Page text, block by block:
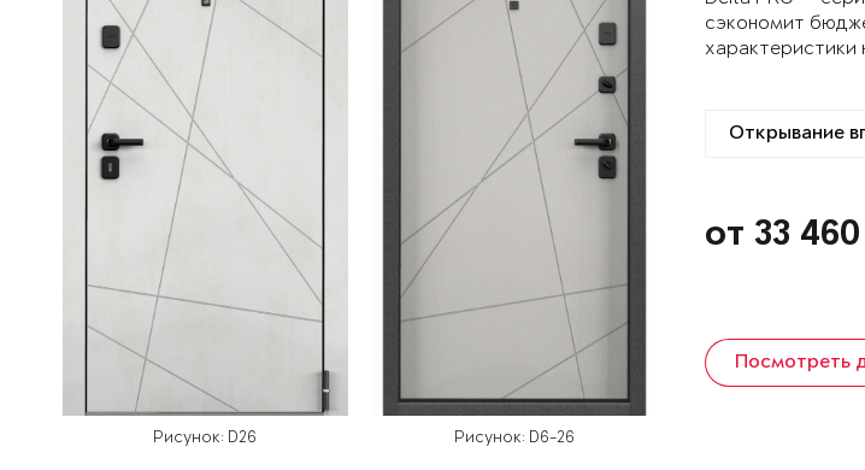
Рисунок: D26 Рисунок: D6-26
сэкономит
характеристики
от 33
Посмотреть